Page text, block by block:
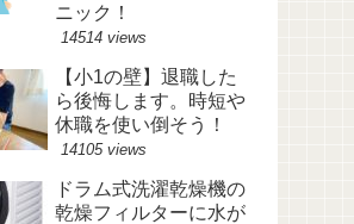
ニック！
14514 views
【小1の壁】退職した
ら後悔します。時短や
休職を使い倒そう！
14105 views
ドラム式洗濯乾燥機の
乾燥フィルターに水が